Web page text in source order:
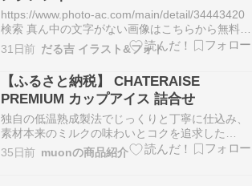
https://www.photo-ac.com/main/detail/34443420
検索 真ん中の文字がない画像はこちらから無料で
ダウンロードできます。 download プロフィ
ールページ nana56b 関連タグ：フリー素材
フラワーアレ…
31日前 だる吉 イラスト&フォト
【ふるさと納税】 CHATERAISE
PREMIUM カップアイス 詰合せ
独自の低温熟成製法でじっくりと丁寧に仕込み、
素材本来のミルクの味わいとコクを追求した
「CHATERAISE PREMIUM」アイスをセットにし
た、プレミアムアイスギフトです。【ふるさと納
35日前 muonの商品紹介